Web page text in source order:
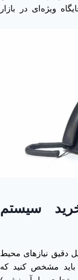
ویژه‌ای در بازار
سیستم
دقیق نیازهای محیط
باید مشخص کنید که